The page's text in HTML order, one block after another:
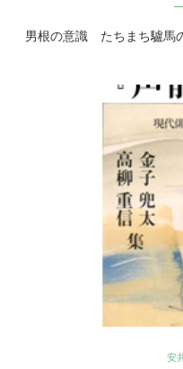
男根の意識 たちまち
安